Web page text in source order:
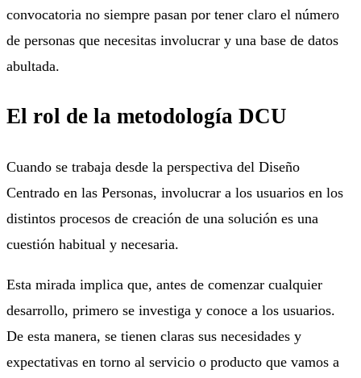
convocatoria no siempre pasan por tener claro el número
de personas que necesitas involucrar y una base de datos
abultada.
El rol de la metodología DCU
Cuando se trabaja desde la perspectiva del Diseño
Centrado en las Personas, involucrar a los usuarios en los
distintos procesos de creación de una solución es una
cuestión habitual y necesaria.
Esta mirada implica que, antes de comenzar cualquier
desarrollo, primero se investiga y conoce a los usuarios.
De esta manera, se tienen claras sus necesidades y
expectativas en torno al servicio o producto que vamos a